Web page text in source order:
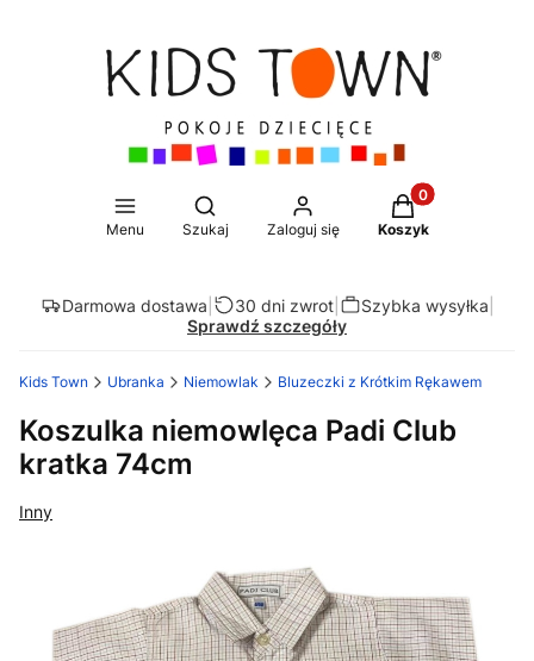
Menu
Otwórz wyszukiwarkę
Szukaj Zaloguj się
Produkty w
Koszyk
Darmowa dostawa 30 dni zwrot| Szybka wysyłka
Sprawdź szczegóły
Kids Town Ubranka Niemowlak Bluzeczki z Krótkim Rękawem
Koszulka niemowlęca Padi Club
kratka 74cm
Inny